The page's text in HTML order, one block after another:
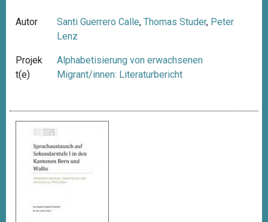
Autor Santi Guerrero Calle,Thomas Studer, Peter
Lenz
Projek
t(e)
Alphabetisierung von erwachsenen
Migrant/innen: Literaturbericht